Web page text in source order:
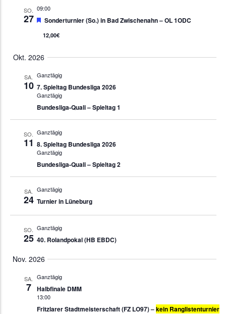
SO.
27
09:00
Empfohlen
Sonderturnier (So.) in Bad Zwischenahn – OL 1ODC
12,00€
Okt. 2026
SA.
10
Ganztägig
7. Spieltag Bundesliga 2026
Ganztägig
Bundesliga-Quali – Spieltag 1
SO.
11
Ganztägig
8. Spieltag Bundesliga 2026
Ganztägig
Bundesliga-Quali – Spieltag 2
SA.
24
Ganztägig
Turnier in Lüneburg
SO.
25
Ganztägig
40. Rolandpokal (HB EBDC)
Nov. 2026
SA.
7
Ganztägig
Halbfinale DMM
13:00
Fritzlarer Stadtmeisterschaft (FZ LO97) –kein Ranglistenturnier